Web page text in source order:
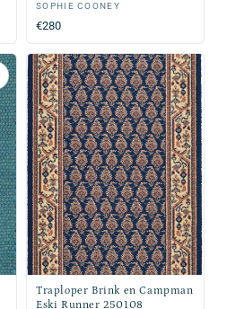
Verkoper:
SOPHIE COONEY
Normale
prijs
€280
Traploper Brink en Campman
Eski Runner 250108